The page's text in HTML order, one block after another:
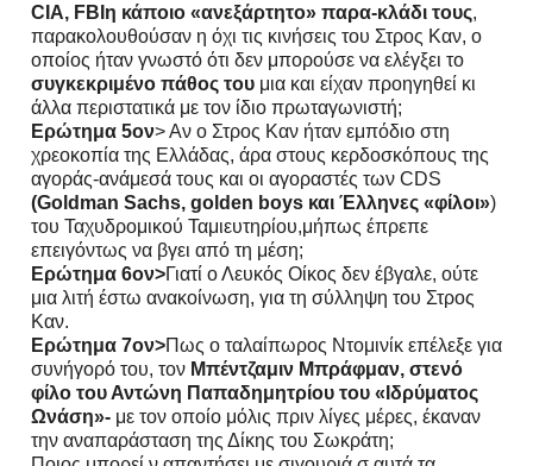
CIA, FBIη κάποιο «ανεξάρτητο» παρα-κλάδι τους,
παρακολουθούσαν η όχι τις κινήσεις του Στρος Καν, ο
οποίος ήταν γνωστό ότι δεν μπορούσε να ελέγξει το
συγκεκριμένο πάθος τουμια και είχαν προηγηθεί κι
άλλα περιστατικά με τον ίδιο πρωταγωνιστή;
Ερώτημα 5ον> Αν ο Στρος Καν ήταν εμπόδιο στη
χρεοκοπία της Ελλάδας, άρα στους κερδοσκόπους της
αγοράς-ανάμεσά τους και οι αγοραστές των CDS
(Goldman Sachs, golden boys και Έλληνες «φίλοι»)
του Ταχυδρομικού Ταμιευτηρίου,μήπως έπρεπε
επειγόντως να βγει από τη μέση;
Ερώτημα 6ον>Γιατί ο Λευκός Οίκος δεν έβγαλε, ούτε
μια λιτή έστω ανακοίνωση, για τη σύλληψη του Στρος
Καν.
Ερώτημα 7ον>Πως ο ταλαίπωρος Ντομινίκ επέλεξε για
συνήγορό του, τον Μπέντζαμιν Μπράφμαν, στενό
φίλο του Αντώνη Παπαδημητρίου του «Ιδρύματος
Ωνάση»-με τον οποίο μόλις πριν λίγες μέρες, έκαναν
την αναπαράσταση της Δίκης του Σωκράτη;